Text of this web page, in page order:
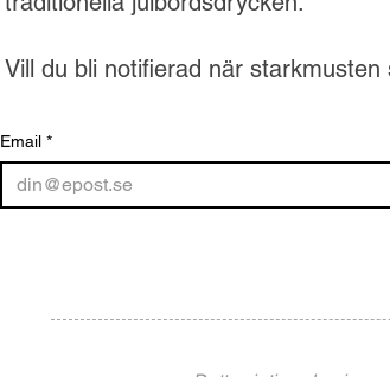
Vill du bli notifierad när
Email *